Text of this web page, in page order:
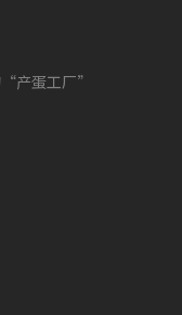
产蛋工厂”